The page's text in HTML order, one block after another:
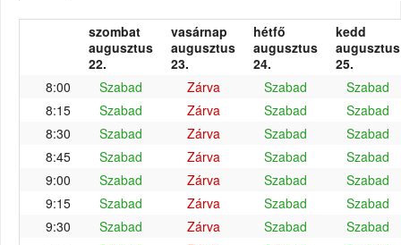
szombat
augusztus
22.
vasárnap
augusztus
23.
hétfő
augusztus
24.
kedd
augusztus
25.
8:00
Szabad Zárva Szabad
Szabad
8:15
Szabad Zárva Szabad
Szabad
8:30
Szabad Zárva Szabad
Szabad
8:45
Szabad Zárva Szabad
Szabad
9:00
Szabad Zárva Szabad
Szabad
9:15
Szabad Zárva Szabad
Szabad
9:30
Szabad Zárva Szabad
Szabad